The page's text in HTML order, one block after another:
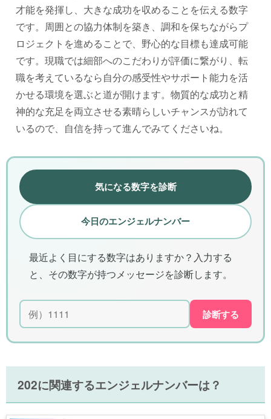
才能を発揮し、大きな成功を収めることを伝える数字
です。周囲との協力体制を築き、調和を保ちながらプ
ロジェクトを進めることで、野心的な目標も達成可能
です。現職では細部へのこだわりが評価に繋がり、転
職を考えているなら自分の感受性やサポート能力を活
かせる環境を選ぶと道が開けます。物質的な成功と精
神的な充足を両立させる素晴らしいチャンスが訪れて
いるので、自信を持って進んでみてくださいね。
気になる数字を診断
今日のエンジェルナンバー
最近よく目にする数字はありますか？入力する
と、その数字が持つメッセージを診断します。
診断する
202に関連するエンジェルナンバーは？